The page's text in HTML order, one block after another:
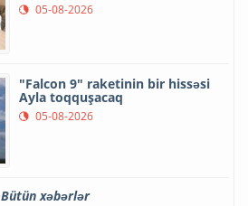
05-08-2026
"Falcon 9" raketinin bir hissəsi
Ayla toqquşacaq
05-08-2026
Bütün xəbərlər